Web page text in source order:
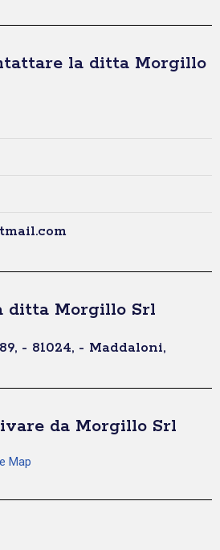
la ditta Morgillo
ditta Morgillo Srl
- 81024, - Maddaloni,
da Morgillo Srl
Map